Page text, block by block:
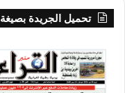
تحميل الجريدة بصيغة PDF